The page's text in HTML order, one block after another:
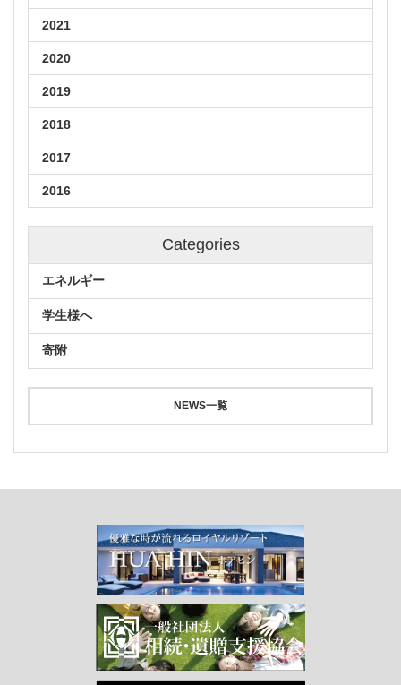
2021
2020
2019
2018
2017
2016
Categories
エネルギー
学生様へ
寄附
NEWS一覧